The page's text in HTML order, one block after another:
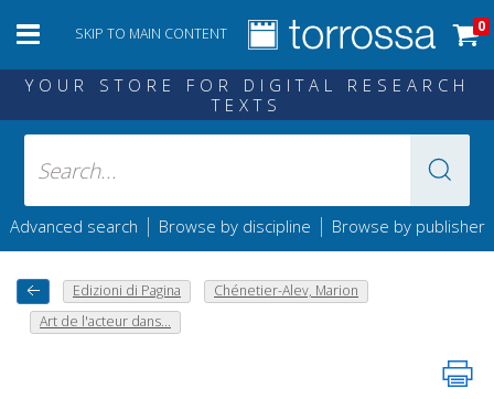
SKIP TO MAIN CONTENT 0
YOUR STORE FOR DIGITAL RESEARCH
TEXTS
Advanced search | Browse by discipline | Browse by publisher
Edizioni di Pagina
Chénetier-Alev, Marion
Art de l'acteur dans...